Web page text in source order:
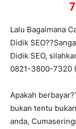
Lalu Bagaimana
Didik
Didik SEO,
0821-3800-7320
Apakah
bukan tentu
anda,